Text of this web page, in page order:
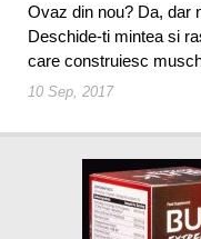
Ovaz din nou? Da, dar
Deschide-ti mintea si
care construiesc
10 Sep, 2017